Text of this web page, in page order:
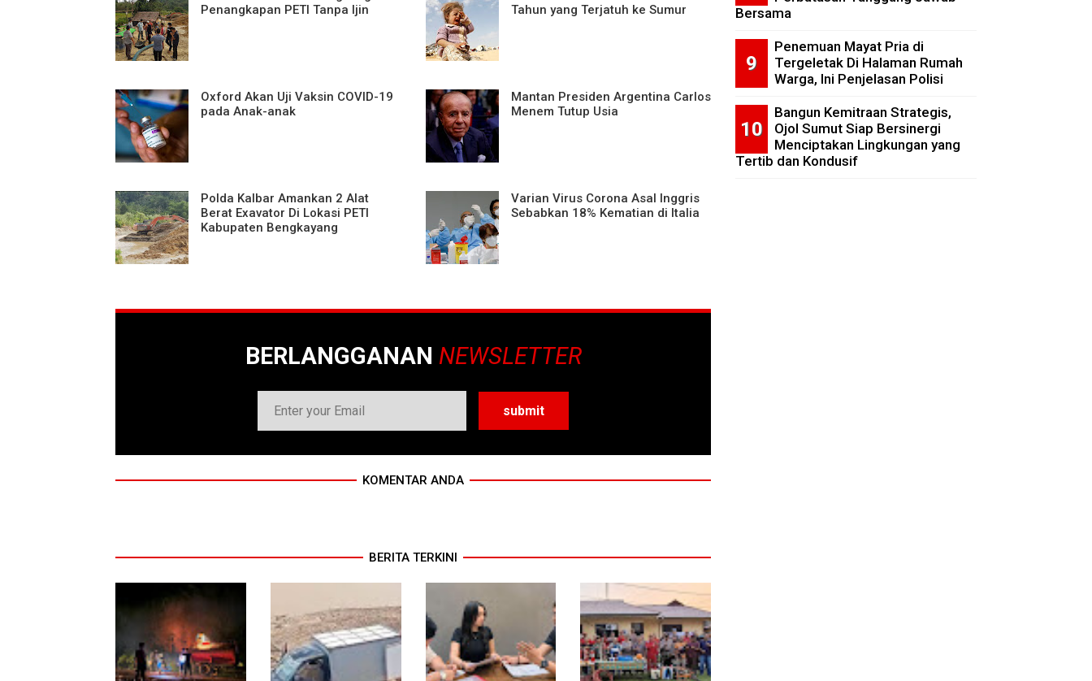
Penangkapan PETI Tanpa Ijin
Tahun yang Terjatuh ke Sumur
Oxford Akan Uji Vaksin COVID-19
pada Anak-anak
Mantan Presiden Argentina Carlos
Menem Tutup Usia
Polda Kalbar Amankan 2 Alat
Berat Exavator Di Lokasi PETI
Kabupaten Bengkayang
Varian Virus Corona Asal Inggris
Sebabkan 18% Kematian di Italia
BERLANGGANAN NEWSLETTER
KOMENTAR ANDA
BERITA TERKINI
Bersama
Penemuan Mayat Pria di
Tergeletak Di Halaman Rumah
Warga, Ini Penjelasan Polisi
Bangun Kemitraan Strategis,
Ojol Sumut Siap Bersinergi
Menciptakan Lingkungan yang
Tertib dan Kondusif